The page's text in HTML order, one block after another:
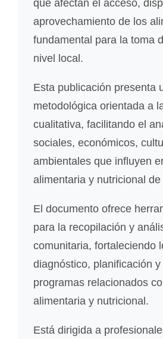
que afectan el acceso,
aprovechamiento de los
fundamental para la toma
nivel local.
Esta publicación presenta
metodológica orientada a
cualitativa, facilitando el
sociales, económicos,
ambientales que influyen
alimentaria y nutricional
El documento ofrece
para la recopilación y
comunitaria, fortaleciendo
diagnóstico, planificación
programas relacionados
alimentaria y nutricional.
Está dirigida a